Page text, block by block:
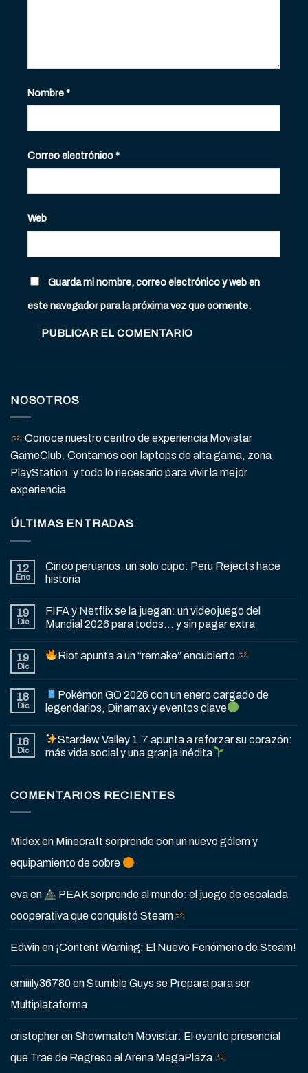
Nombre*
Correo electrónico*
Web
Guarda mi nombre, correo electrónico y web en
este navegador para la próxima vez que comente.
NOSOTROS
Conoce nuestro centro de experiencia Movistar
GameClub. Contamos con laptops de alta gama, zona
PlayStation, y todo lo necesario para vivir la mejor
experiencia
ÚLTIMAS ENTRADAS
12
Ene
Cinco peruanos, un solo cupo: Peru Rejects hace
historia
19
Dic
FIFA y Netflix se la juegan: un videojuego del
Mundial 2026 para todos… y sin pagar extra
19
Dic
Riot apunta a un “remake” encubierto
18
Dic
Pokémon GO 2026 con un enero cargado de
legendarios, Dinamax y eventos clave
18
Dic
Stardew Valley 1.7 apunta a reforzar su corazón:
más vida social y una granja inédita
COMENTARIOS RECIENTES
Midexen Minecraft sorprende con un nuevo gólem y
equipamiento de cobre
evaen
PEAK sorprende al mundo: el juego de escalada
cooperativa que conquistó Steam
Edwinen ¡Content Warning: El Nuevo Fenómeno de Steam!
emiiily36780enStumble Guys se Prepara para ser
Multiplataforma
cristopherenShowmatch Movistar: El evento presencial
que Trae de Regreso el Arena MegaPlaza